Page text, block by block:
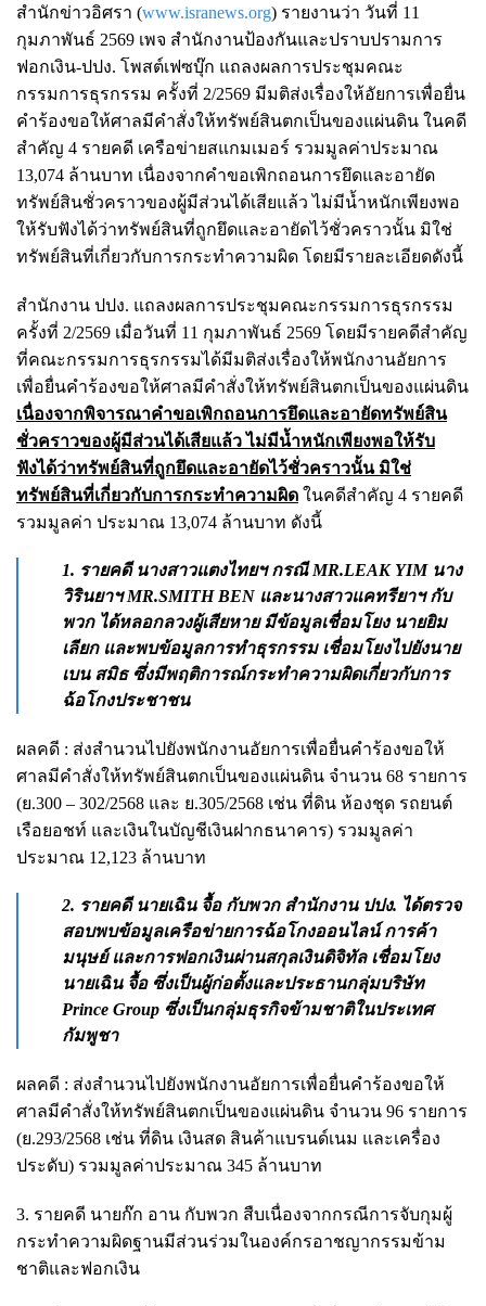
สำนักข่าวอิศรา (www.isranews.org) รายงานว่า วันที่ 11
กุมภาพันธ์ 2569 เพจ สำนักงานป้องกันและปราบปรามการ
ฟอกเงิน-ปปง. โพสต์เฟซบุ๊ก แถลงผลการประชุมคณะ
กรรมการธุรกรรม ครั้งที่ 2/2569 มีมติส่งเรื่องให้อัยการเพื่อยื่น
คำร้องขอให้ศาลมีคำสั่งให้ทรัพย์สินตกเป็นของแผ่นดิน ในคดี
สำคัญ 4 รายคดี เครือข่ายสแกมเมอร์ รวมมูลค่าประมาณ
13,074 ล้านบาท เนื่องจากคำขอเพิกถอนการยึดและอายัด
ทรัพย์สินชั่วคราวของผู้มีส่วนได้เสียแล้ว ไม่มีน้ำหนักเพียงพอ
ให้รับฟังได้ว่าทรัพย์สินที่ถูกยึดและอายัดไว้ชั่วคราวนั้น มิใช่
ทรัพย์สินที่เกี่ยวกับการกระทำความผิด โดยมีรายละเอียดดังนี้
สำนักงาน ปปง. แถลงผลการประชุมคณะกรรมการธุรกรรม
ครั้งที่ 2/2569 เมื่อวันที่ 11 กุมภาพันธ์ 2569 โดยมีรายคดีสำคัญ
ที่คณะกรรมการธุรกรรมได้มีมติส่งเรื่องให้พนักงานอัยการ
เพื่อยื่นคำร้องขอให้ศาลมีคำสั่งให้ทรัพย์สินตกเป็นของแผ่นดิน
เนื่องจากพิจารณาคำขอเพิกถอนการยึดและอายัดทรัพย์สิน
ชั่วคราวของผู้มีส่วนได้เสียแล้ว ไม่มีน้ำหนักเพียงพอให้รับ
ฟังได้ว่าทรัพย์สินที่ถูกยึดและอายัดไว้ชั่วคราวนั้น มิใช่
ทรัพย์สินที่เกี่ยวกับการกระทำความผิด ในคดีสำคัญ 4 รายคดี
รวมมูลค่า ประมาณ 13,074 ล้านบาท ดังนี้
1. รายคดี นางสาวแตงไทยฯ กรณี MR.LEAK YIM นาง
วิรินยาฯ MR.SMITH BEN และนางสาวแคทรียาฯ กับ
พวก ได้หลอกลวงผู้เสียหาย มีข้อมูลเชื่อมโยง นายยิม
เลียก และพบข้อมูลการทำธุรกรรม เชื่อมโยงไปยังนาย
เบน สมิธ ซึ่งมีพฤติการณ์กระทำความผิดเกี่ยวกับการ
ฉ้อโกงประชาชน
ผลคดี : ส่งสำนวนไปยังพนักงานอัยการเพื่อยื่นคำร้องขอให้
ศาลมีคำสั่งให้ทรัพย์สินตกเป็นของแผ่นดิน จำนวน 68 รายการ
(ย.300 – 302/2568 และ ย.305/2568 เช่น ที่ดิน ห้องชุด รถยนต์
เรือยอชท์ และเงินในบัญชีเงินฝากธนาคาร) รวมมูลค่า
ประมาณ 12,123 ล้านบาท
2. รายคดี นายเฉิน จื้อ กับพวก สำนักงาน ปปง. ได้ตรวจ
สอบพบข้อมูลเครือข่ายการฉ้อโกงออนไลน์ การค้า
มนุษย์ และการฟอกเงินผ่านสกุลเงินดิจิทัล เชื่อมโยง
นายเฉิน จื้อ ซึ่งเป็นผู้ก่อตั้งและประธานกลุ่มบริษัท
Prince Group ซึ่งเป็นกลุ่มธุรกิจข้ามชาติในประเทศ
กัมพูชา
ผลคดี : ส่งสำนวนไปยังพนักงานอัยการเพื่อยื่นคำร้องขอให้
ศาลมีคำสั่งให้ทรัพย์สินตกเป็นของแผ่นดิน จำนวน 96 รายการ
(ย.293/2568 เช่น ที่ดิน เงินสด สินค้าแบรนด์เนม และเครื่อง
ประดับ) รวมมูลค่าประมาณ 345 ล้านบาท
3. รายคดี นายก๊ก อาน กับพวก สืบเนื่องจากกรณีการจับกุมผู้
กระทำความผิดฐานมีส่วนร่วมในองค์กรอาชญากรรมข้าม
ชาติและฟอกเงิน